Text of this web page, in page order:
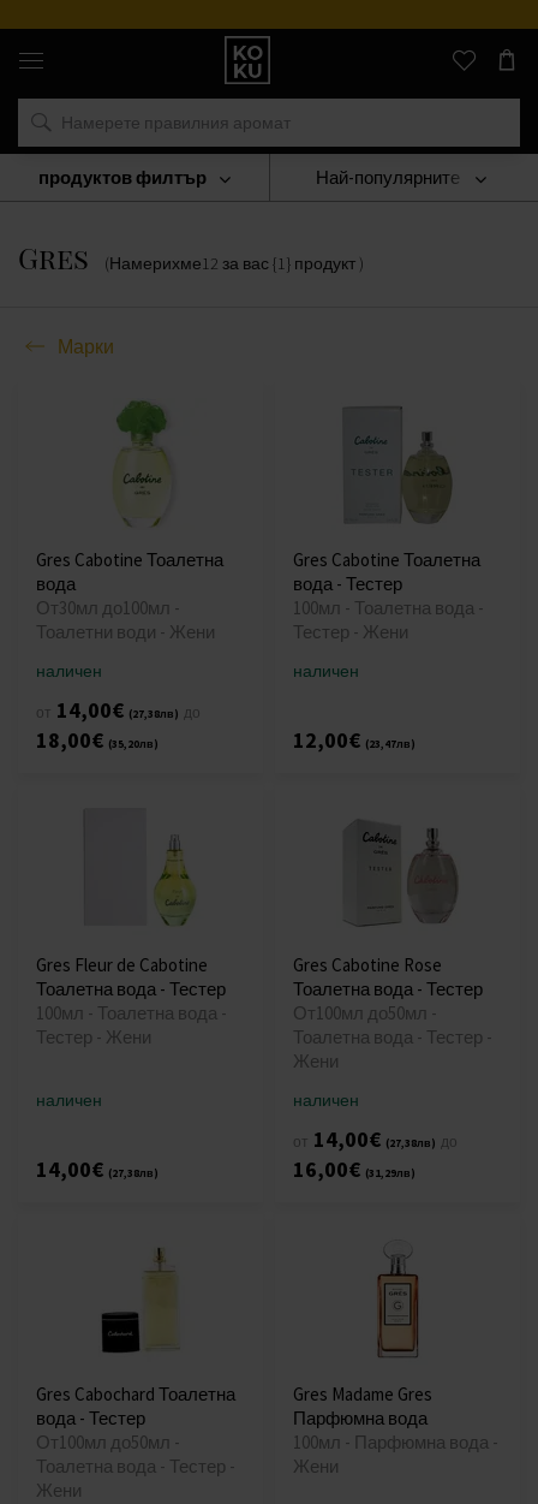
Оригинални
парфюми
часовници
на
място
Марки
Gres
Gres (Намерихме12 за вас{1} продукт )
Най-популярните
Марки
продуктов филтър
Gres Cabotine Тоалетна
вода
От30мл до100мл -
Тоалетни води - Жени
наличен
от 14,00€ (27,38лв) до
18,00€ (35,20лв)
Gres Cabotine Тоалетна
вода - Тестер
100мл - Тоалетна вода -
Тестер - Жени
наличен
12,00€ (23,47лв)
Gres Fleur de Cabotine
Тоалетна вода - Тестер
100мл - Тоалетна вода -
Тестер - Жени
наличен
14,00€ (27,38лв)
Gres Cabotine Rose
Тоалетна вода - Тестер
От100мл до50мл -
Тоалетна вода - Тестер -
Жени
наличен
от 14,00€ (27,38лв) до
16,00€ (31,29лв)
Gres Cabochard Тоалетна
вода - Тестер
От100мл до50мл -
Тоалетна вода - Тестер -
Жени
Gres Madame Gres
Парфюмна вода
100мл - Парфюмна вода -
Жени